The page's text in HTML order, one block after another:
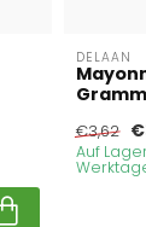
DELAAN
Gramm
€3,62
Auf